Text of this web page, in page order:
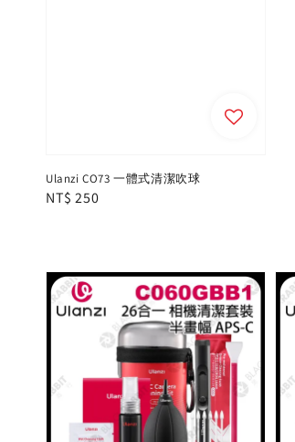
Ulanzi CO73 一體式清潔吹球
Regular
NT$ 250